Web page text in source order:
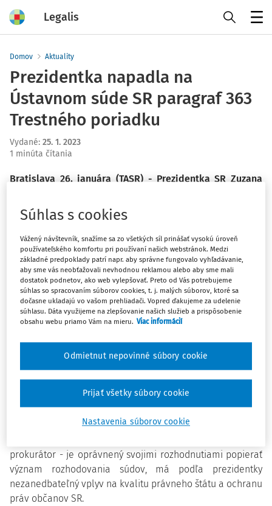
Legalis
Domov Aktuality
Prezidentka napadla na
Ústavnom súde SR paragraf 363
Trestného poriadku
Vydané: 25. 1. 2023
1 minúta čítania
Bratislava 26. januára (TASR) - Prezidentka SR Zuzana
začatie konania o súlade paragrafu 363 Trestného
poriadku s Ústavou SR a medzinárodnými dohovormi.
Argumentuje, že terajšie znenie paragrafu a právomoci,
ktorými na jeho základe disponuje generálny
prokurátor, zasahujú neprimerane do nezávislosti
súdnej moci. TASR o tom informoval prezidentkin
hovorca Martin Strižinec.
Nezávislosť súdnej moci je podľa Čaputovej potrebné
strážiť."O to viac v mladej demokracii, akou je Slovensko.
Zákonné dôvody relativizácie rozhodovacej činnosti súdov
preto musia byť reštriktívne, jasné a vyvážené. V prípade
terajšieho znenia paragrafu 363 takáto proporcionalita
Oslabenie hlasu súdov rozhodujúcich v konkrétnych
prokurátor - je oprávnený svojimi rozhodnutiami popierať
význam rozhodovania súdov, má podľa prezidentky
nezanedbateľný vplyv na kvalitu právneho štátu a ochranu
práv občanov SR.
Súhlas s cookies
Vážený návštevník, snažíme sa zo všetkých síl prinášať vysokú úroveň
používateľského komfortu pri používaní našich webstránok. Medzi
základné predpoklady patrí napr. aby správne fungovalo vyhľadávanie,
aby sme vás neobťažovali nevhodnou reklamou alebo aby sme mali
dostatok podnetov, ako web vylepšovať. Preto od Vás potrebujeme
súhlas so spracovaním súborov cookies, t. j. malých súborov, ktoré sa
dočasne ukladajú vo vašom prehliadači. Vopred ďakujeme za udelenie
súhlasu. Dáta využijeme na zlepšovanie našich služieb a prispôsobenie
obsahu webu priamo Vám na mieru. Viac informácií
Nastavenia súborov cookie
Odmietnut nepovinné súbory cookie
Prijať všetky súbory cookie